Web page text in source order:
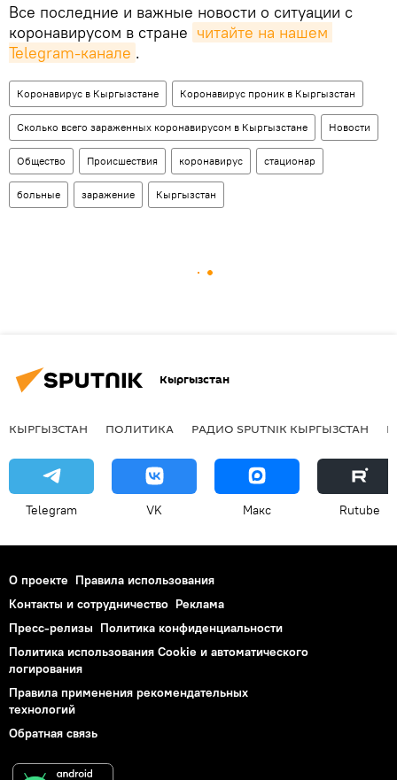
Все последние и важные новости о ситуации с
коронавирусом в стране читайте на нашем
Telegram-канале .
Коронавирус в Кыргызстане Коронавирус проник в Кыргызстан
Сколько всего зараженных коронавирусом в Кыргызстане Новости
Общество Происшествия коронавирус стационар
больные заражение Кыргызстан
Кыргызстан
КЫРГЫЗСТАН ПОЛИТИКА РАДИО SPUTNIK КЫРГЫЗСТАН
Telegram VK Макс Rutube
О проекте Правила использования
Контакты и сотрудничество Реклама
Пресс-релизы Политика конфиденциальности
Политика использования Cookie и автоматического
логирования
Правила применения рекомендательных
технологий
Обратная связь